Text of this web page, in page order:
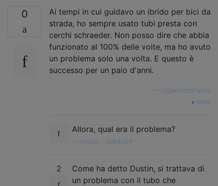
0
Ai tempi in cui guidavo un ibrido per bici da
strada, ho sempre usato tubi presta con
cerchi schraeder. Non posso dire che abbia
funzionato al 100% delle volte, ma ho avuto
un problema solo una volta. E questo è
successo per un paio d'anni.
LoganGoesPlaces
fonte
Allora, qual era il problema?
notjust - user4304
2
Come ha detto Dustin, si trattava di
un problema con il tubo che